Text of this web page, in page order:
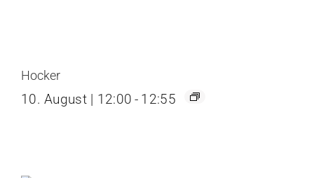
Hocker
10. August | 12:00 - 12:55